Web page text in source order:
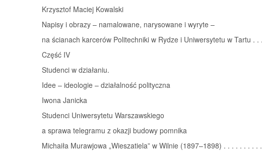
Krzysztof Maciej Kowalski
Napisy i obrazy – namalowane, narysowane i wyryte –
na ścianach karcerów Politechniki w Rydze i Uniwersytetu w Tartu . .
Część IV
Studenci w działaniu.
Idee – ideologie – działalność polityczna
Iwona Janicka
Studenci Uniwersytetu Warszawskiego
a sprawa telegramu z okazji budowy pomnika
Michaiła Murawjowa „Wieszatiela” w Wilnie (1897–1898) . . . . . . . . .